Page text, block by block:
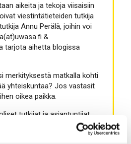
aikeita ja tekoja viisaisiin
viestintätieteiden tutkija
Annu Perälä, joihin voi
&
tarjota aihetta blogissa
merkityksestä matkalla kohti
yhteiskuntaa? Jos vastasit
oikea paikka.
tutkijat ja asiantuntijat
Vieraskynä-kirjoituksia